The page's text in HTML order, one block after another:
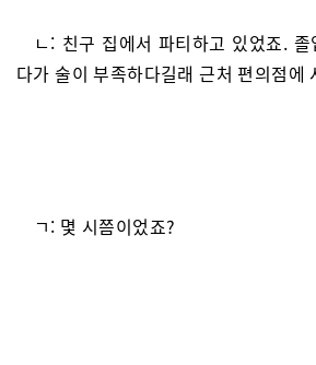
ㄴ: 친구 집에서 파티하고 있었죠.
다가 술이 부족하다길래 근처 편의점에
ㄱ: 몇 시쯤이었죠?